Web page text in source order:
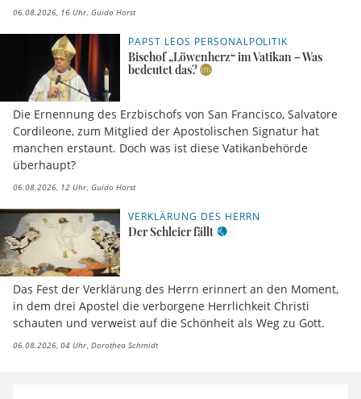
06.08.2026, 16 Uhr Guido Horst
PAPST LEOS PERSONALPOLITIK
Bischof „Löwenherz“ im Vatikan – Was
bedeutet das?
Die Ernennung des Erzbischofs von San Francisco, Salvatore
Cordileone, zum Mitglied der Apostolischen Signatur hat
manchen erstaunt. Doch was ist diese Vatikanbehörde
überhaupt?
06.08.2026, 12 Uhr Guido Horst
VERKLÄRUNG DES HERRN
Der Schleier fällt
Das Fest der Verklärung des Herrn erinnert an den Moment,
in dem drei Apostel die verborgene Herrlichkeit Christi
schauten und verweist auf die Schönheit als Weg zu Gott.
06.08.2026, 04 Uhr Dorothea Schmidt